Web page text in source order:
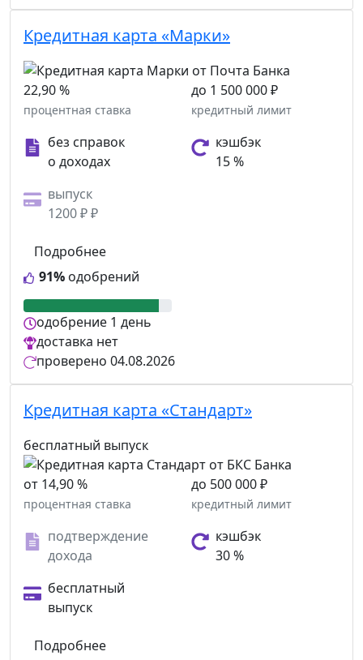
Кредитная карта «Марки»
22,90 %
процентная ставка
до 1 500 000 ₽
кредитный лимит
без справок
о доходах
кэшбэк
15 %
выпуск
1200 ₽ ₽
91% одобрений
Подробнее
одобрение 1 день
доставка нет
проверено 04.08.2026
Кредитная карта «Стандарт»
бесплатный выпуск
от 14,90 %
процентная ставка
до 500 000 ₽
кредитный лимит
подтверждение
дохода
кэшбэк
30 %
бесплатный
выпуск
Подробнее